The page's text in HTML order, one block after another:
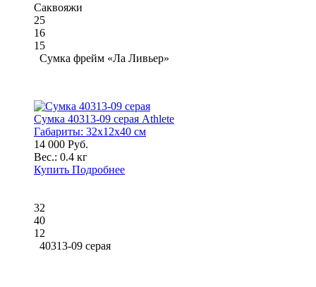
Саквояжи
25
16
15
Сумка фрейм «Ла Ливьер»
Сумка 40313-09 серая Athlete
Габариты: 32x12x40 см
14 000 Руб.
Вес.: 0.4 кг
Купить Подробнее
32
40
12
40313-09 серая